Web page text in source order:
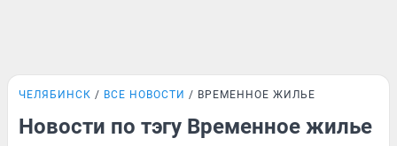
ЧЕЛЯБИНСК ВСЕ НОВОСТИ ВРЕМЕННОЕ ЖИЛЬЕ
Новости по тэгу Временное жилье